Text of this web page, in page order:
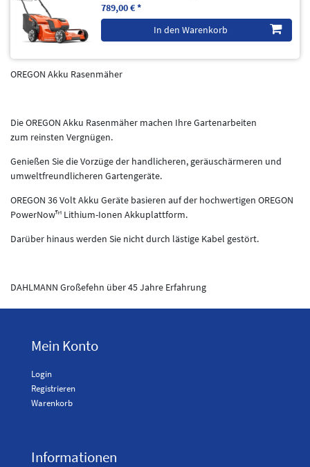
789,00 € *
In den Warenkorb
OREGON Akku Rasenmäher
Die OREGON Akku Rasenmäher machen Ihre Gartenarbeiten
zum reinsten Vergnügen.
Genießen Sie die Vorzüge der handlicheren, geräuschärmeren und
umweltfreundlicheren Gartengeräte.
OREGON 36 Volt Akku Geräte basieren auf der hochwertigen OREGON
PowerNow™ Lithium-Ionen Akkuplattform.
Darüber hinaus werden Sie nicht durch lästige Kabel gestört.
DAHLMANN Großefehn über 45 Jahre Erfahrung
Mein Konto
Login
Registrieren
Warenkorb
Informationen